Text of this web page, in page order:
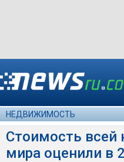
НЕДВИЖИМОСТЬ
Стоимость
мира оценили в